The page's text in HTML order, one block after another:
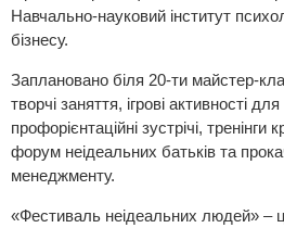
Навчально-науковий інститут
бізнесу.
Заплановано біля 20-ти майстер-
творчі заняття, ігрові активності
профорієнтаційні зустрічі, тренінги
форум неідеальних батьків та
менеджменту.
«Фестиваль неідеальних людей» –